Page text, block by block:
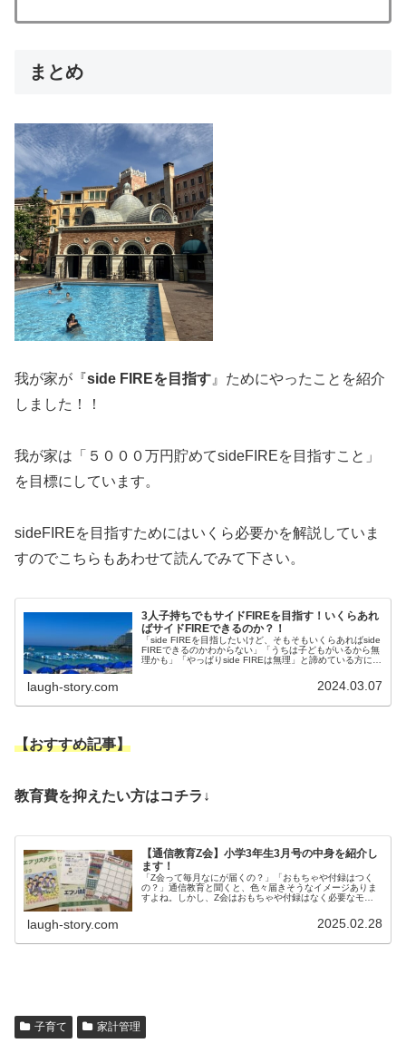
まとめ
我が家が『 side FIREを目指す』ためにやったことを紹介
しました！！
我が家は「５０００万円貯めてsideFIREを目指すこと」
を目標にしています。
sideFIREを目指すためにはいくら必要かを解説していま
すのでこちらもあわせて読んでみて下さい。
3人子持ちでもサイドFIREを目指す！いくらあれ
ばサイドFIREできるのか？！
「side FIREを目指したいけど、そもそもいくらあればside
FIREできるのかわからない」「うちは子どもがいるから無
理かも」「やっぱりside FIREは無理」と諦めている方によ
laugh-story.com 2024.03.07
【おすすめ記事】
教育費を抑えたい方はコチラ↓
【通信教育Z会】小学3年生3月号の中身を紹介し
ます！
「Z会って毎月なにが届くの？」「おもちゃや付録はつく
の？」通信教育と聞くと、色々届きそうなイメージありま
すよね。しかし、Z会はおもちゃや付録はなく必要なモノ
laugh-story.com 2025.02.28
子育て 家計管理